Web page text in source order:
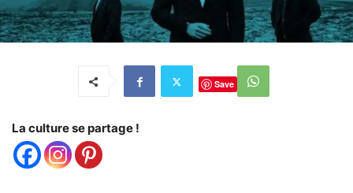
Save
La culture se partage !